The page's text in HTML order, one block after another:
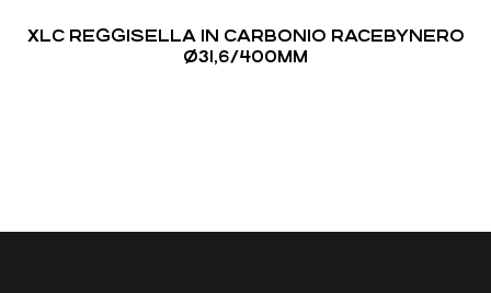
XLC REGGISELLA IN CARBONIO RACEBYNERO
Ø31,6/400MM